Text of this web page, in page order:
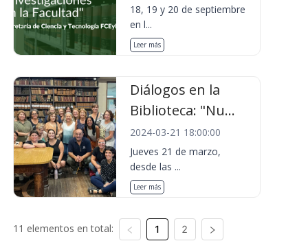
18, 19 y 20 de septiembre
en l...
Leer más
Diálogos en la
Biblioteca: "Nu...
2024-03-21 18:00:00
Jueves 21 de marzo,
desde las ...
Leer más
11 elementos en total: 1 2